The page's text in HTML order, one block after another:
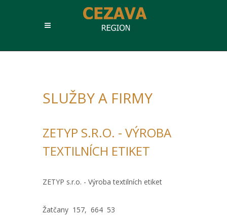
SLUŽBY A FIRMY
ZETYP S.R.O. - VÝROBA
TEXTILNÍCH ETIKET
ZETYP s.r.o. - Výroba textilních etiket
Žatčany 157, 664 53